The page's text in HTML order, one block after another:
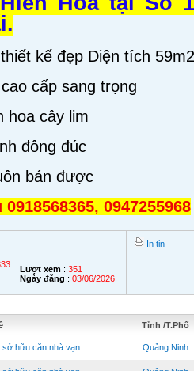
kế đẹp Diện tích
cấp sang trọng
hoa cây lim
đông đúc
bán được
0947255968
Lượt xem : 351
Ngày đăng : 03/06/2026
In tin
Tỉnh /T.Phố
hữu căn nhà vạn ... Quảng Ninh